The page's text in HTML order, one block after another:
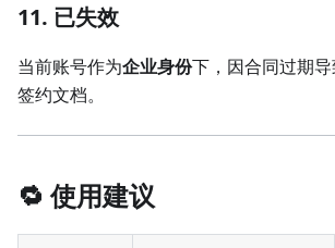
11. 已失效
当前账号作为企业身份下，因合同过期
签约文档。
🔁 使用建议